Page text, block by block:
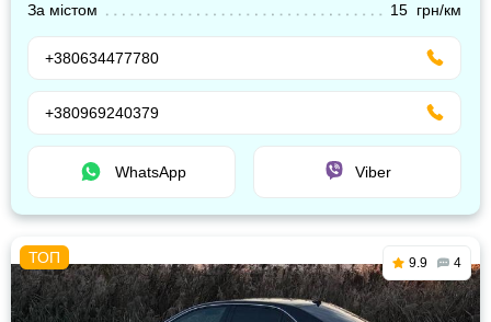
За містом
15 грн/км
+380634477780
+380969240379
WhatsApp Viber
9.9 4